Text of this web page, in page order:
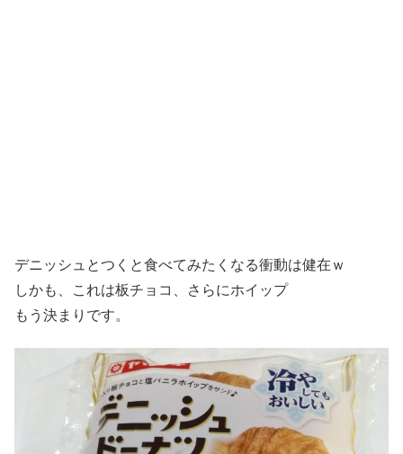
デニッシュとつくと食べてみたくなる衝動は健在ｗ
しかも、これは板チョコ、さらにホイップ
もう決まりです。